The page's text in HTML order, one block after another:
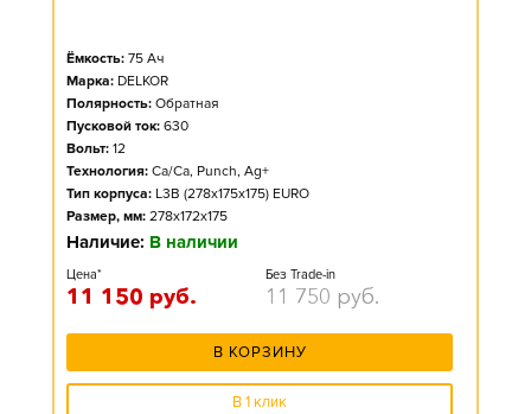
Ёмкость: 75 Ач
Марка: DELKOR
Полярность: Обратная
Пусковой ток: 630
Вольт: 12
Технология: Ca/Ca, Punch, Ag+
Тип корпуса: L3B (278x175x175) EURO
Размер, мм: 278x172x175
Наличие: В наличии
Цена*
11 150 руб.
Без Trade-in
11 750 руб.
В КОРЗИНУ
В 1 клик